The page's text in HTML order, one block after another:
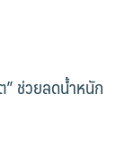
” ช่วยลดน้ำหนัก